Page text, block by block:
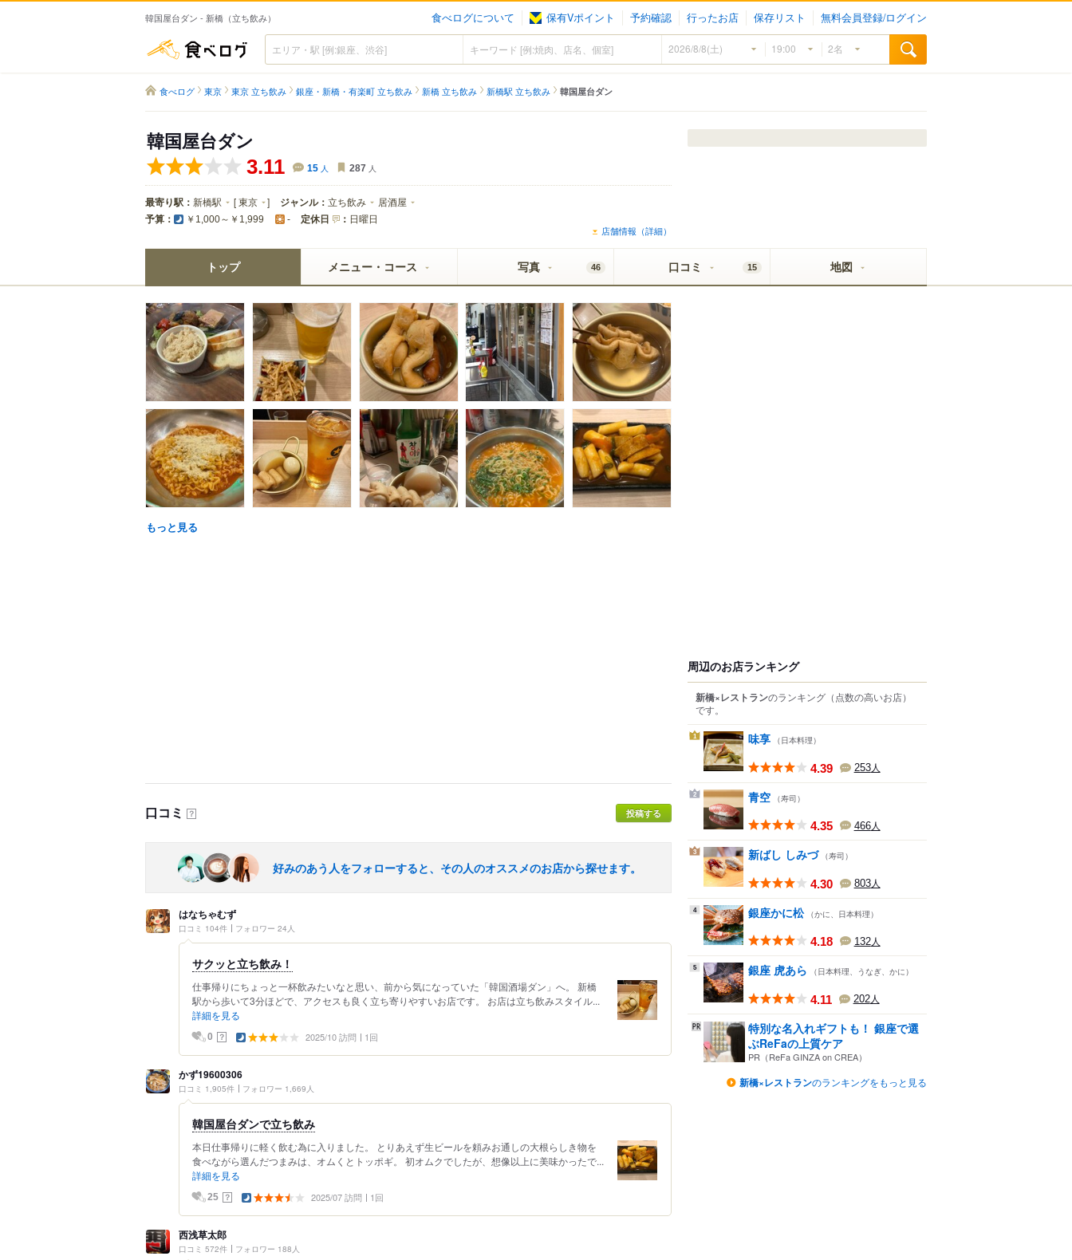
韓国屋台ダン - 新橋（立ち飲み） 食べログについて 保有Vポイント 予約確認 行ったお店 保存リスト 無料会員登録/ログイン
食べログ
食べログ 東京 東京 立ち飲み 銀座・新橋・有楽町 立ち飲み 新橋 立ち飲み 新橋駅 立ち飲み 韓国屋台ダン
韓国屋台ダン
3.11 15 人 287 人
最寄り駅： 新橋駅 [東京 ] ジャンル： 立ち飲み 居酒屋
予算： ￥1,000～￥1,999 - 定休日 ： 日曜日
店舗情報（詳細）
トップ メニュー・コース 写真 46 口コミ 15 地図
もっと見る
口コミ ？ 投稿する
好みのあう人をフォローすると、その人のオススメのお店から探せます。
はなちゃむず
口コミ 104件 フォロワー 24人
サクッと立ち飲み！
仕事帰りにちょっと一杯飲みたいなと思い、前から気になっていた「韓国酒場ダン」へ。 新橋
駅から歩いて3分ほどで、アクセスも良く立ち寄りやすいお店です。 お店は立ち飲みスタイル...
詳細を見る
0 ？ 2025/10 訪問 1回
かず19600306
口コミ 1,905件 フォロワー 1,669人
韓国屋台ダンで立ち飲み
本日仕事帰りに軽く飲む為に入りました。 とりあえず生ビールを頼みお通しの大根らしき物を
食べながら選んだつまみは、オムくとトッポギ。 初オムクでしたが、想像以上に美味かったで...
詳細を見る
25 ？ 2025/07 訪問 1回
西浅草太郎
口コミ 572件 フォロワー 188人
周辺のお店ランキング
新橋×レストランのランキング （点数の高いお店）
です。
1 味享 （日本料理）
4.39 253人
2 青空 （寿司）
4.35 466人
3 新ばし しみづ （寿司）
4.30 803人
4 銀座かに松 （かに、日本料理）
4.18 132人
5 銀座 虎あら （日本料理、うなぎ、かに）
4.11 202人
特別な名入れギフトも！ 銀座で選
ぶReFaの上質ケア
PR（ReFa GINZA on CREA）
新橋×レストランのランキングをもっと見る